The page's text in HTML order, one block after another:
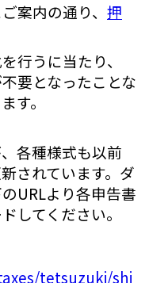
案内の通り、 押
行うに当たり、
要となったことな
す。
各種様式も以前
されています。ダ
URLより各申告書
してください。
tetsuzuki/shi